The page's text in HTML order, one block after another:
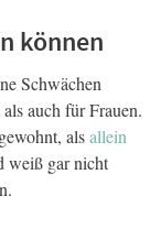
können
Schwächen
auch für Frauen.
alsallein
weiß gar nicht